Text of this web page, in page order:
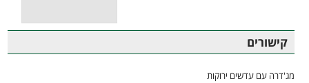
קישורים
מג'דרה עם עדשים ירוקות